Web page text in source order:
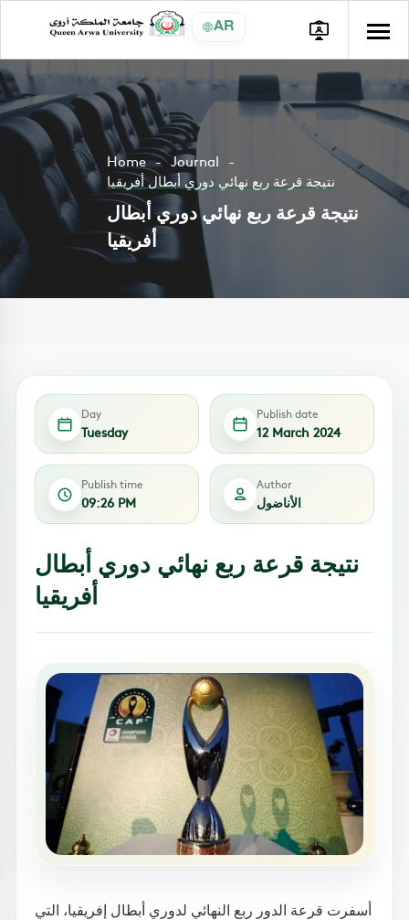
AR
Home
Journal
نتيجة قرعة ربع نهائي دوري أبطال أفريقيا
نتيجة قرعة ربع نهائي دوري أبطال
أفريقيا
Day
Tuesday
Publish date
12 March 2024
Publish time
09:26 PM
Author
الأناضول
نتيجة قرعة ربع نهائي دوري أبطال
أفريقيا
أسفرت قرعة الدور ربع النهائي لدوري أبطال إفريقيا، التي